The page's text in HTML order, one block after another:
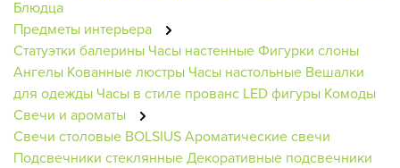
Блюдца
Предметы интерьера
Статуэтки балерины Часы настенныеФигурки слоны
Ангелы Кованные люстры Часы настольные Вешалки
для одежды Часы в стиле прованс LED фигуры Комоды
Свечи и ароматы
Свечи столовые BOLSIUSАроматические свечи
Подсвечники стеклянныеДекоративные подсвечники